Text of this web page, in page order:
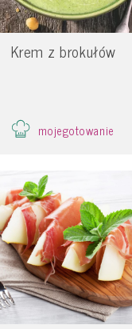
Krem z brokułów
mojegotowanie